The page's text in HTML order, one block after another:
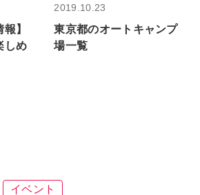
】
しめ
2019.10.23
東京都のオートキャンプ
場一覧
イベント